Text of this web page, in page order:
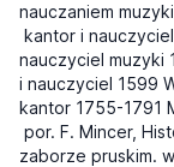
nauczaniem
 kantor i
nauczyciel muzyki
i nauczyciel 1599
kantor 1755-1791
por. F. Mincer,
zaborze pruskim.